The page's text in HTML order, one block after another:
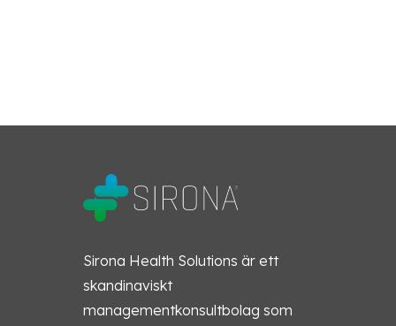
Sirona Health Solutions är ett
skandinaviskt
managementkonsultbolag som